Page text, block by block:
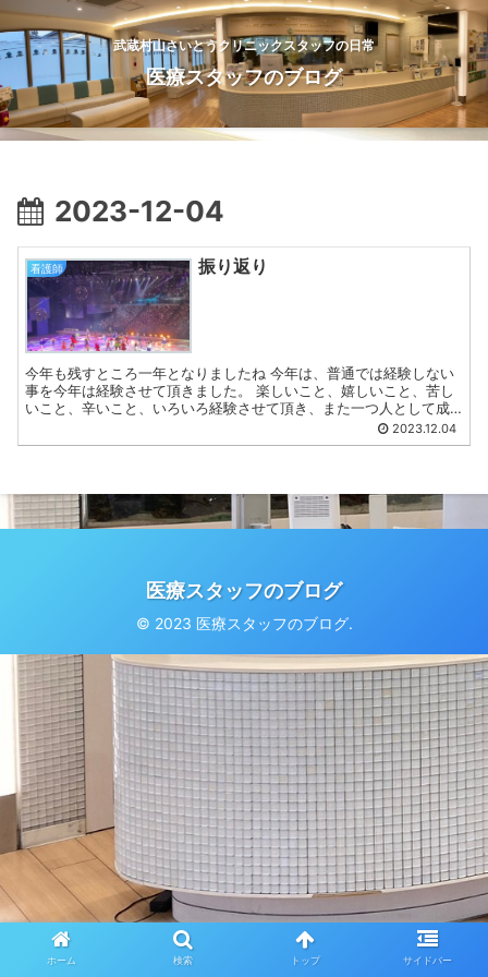
武蔵村山さいとうクリニックスタッフの日常
医療スタッフのブログ
2023-12-04
看護師 振り返り
今年も残すところ一年となりましたね 今年は、普通では経験しない
事を今年は経験させて頂きました。 楽しいこと、嬉しいこと、苦し
いこと、辛いこと、いろいろ経験させて頂き、また一つ人として成
長する事ができました。 それを糧にして、来年も試練を乗り...2023.12.04
医療スタッフのブログ
© 2023 医療スタッフのブログ.
ホーム 検索 トップ サイドバー